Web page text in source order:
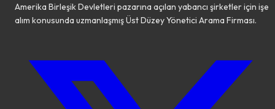
Amerika Birleşik Devletleri pazarına açılan yabancı şirketler için işe
alım konusunda uzmanlaşmış Üst Düzey Yönetici Arama Firması.